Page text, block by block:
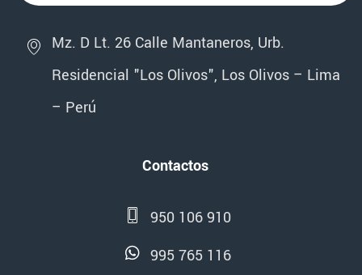
Mz. D Lt. 26 Calle Mantaneros, Urb.
Residencial "Los Olivos", Los Olivos – Lima
– Perú
Contactos
950 106 910
995 765 116